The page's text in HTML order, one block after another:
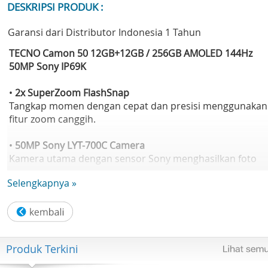
DESKRIPSI PRODUK :
Garansi dari Distributor Indonesia 1 Tahun
TECNO Camon 50 12GB+12GB / 256GB AMOLED 144Hz
50MP Sony IP69K
• 2x SuperZoom FlashSnap
Tangkap momen dengan cepat dan presisi menggunakan
fitur zoom canggih.
• 50MP Sony LYT-700C Camera
Kamera utama dengan sensor Sony menghasilkan foto
Perbesar objek hingga 20x dengan bantuan AI tanpa
mengorbankan kualitas gambar.
•1.5K 144Hz AMOLED Display
Layar AMOLED 6.78 inch dengan resolusi 1.5K dan refresh
Selengkapnya »
Produk Terkini